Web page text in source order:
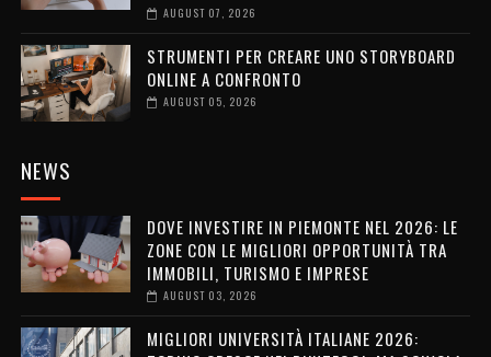
AUGUST 07, 2026
STRUMENTI PER CREARE UNO STORYBOARD
ONLINE A CONFRONTO
AUGUST 05, 2026
NEWS
DOVE INVESTIRE IN PIEMONTE NEL 2026: LE
ZONE CON LE MIGLIORI OPPORTUNITÀ TRA
IMMOBILI, TURISMO E IMPRESE
AUGUST 03, 2026
MIGLIORI UNIVERSITÀ ITALIANE 2026: